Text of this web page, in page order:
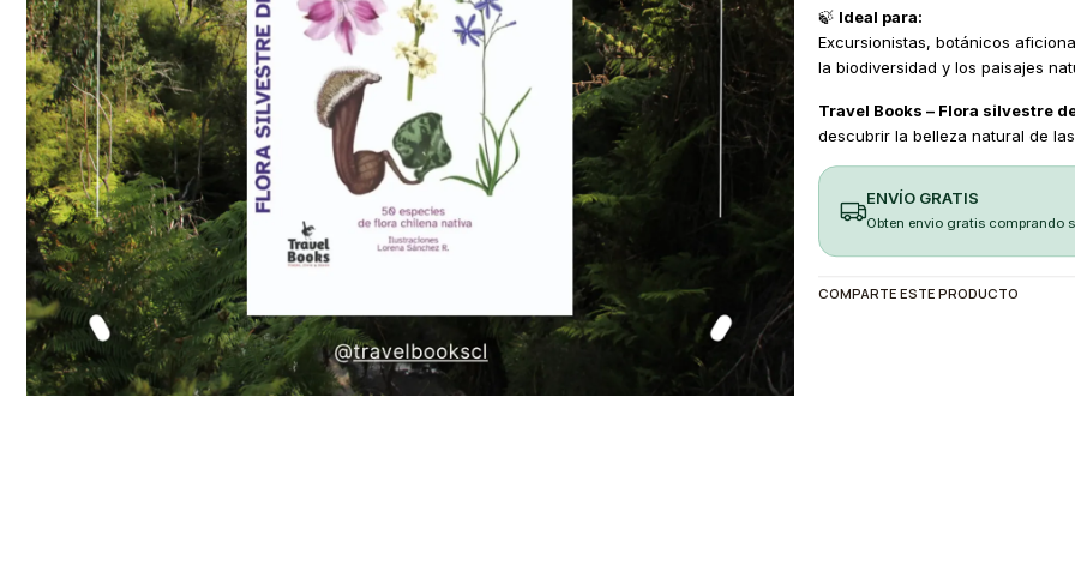
🍃 Ideal para:
Excursionistas, botánicos
la biodiversidad y los paisajes
Travel Books – Flora silvestre
descubrir la belleza natural de
ENVÍO GRATIS
Obten envio gratis comprando
COMPARTE ESTE PRODUCTO